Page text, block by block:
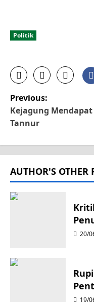
Politik
P
o
s
t
n
g
Previous:
Kejagung
Tannur
AUTHOR'S OTHER
20/
19/